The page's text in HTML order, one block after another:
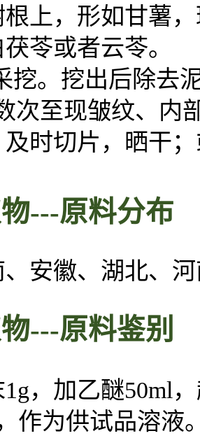
上，形如甘薯
苓或者云苓。
挖。挖出后除去
次至现皱纹、内
时切片，晒干
---原料分布
安徽、湖北、
---原料鉴别
，加乙醚50ml
作为供试品溶液